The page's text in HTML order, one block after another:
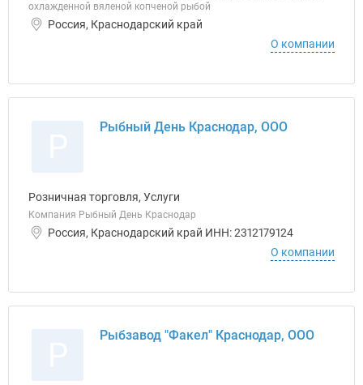
охлажденной вяленой копченой рыбой
Россия, Краснодарский край
О компании
Рыбный День Краснодар, ООО
Розничная торговля, Услуги
Компания Рыбный День Краснодар
Россия, Краснодарский край ИНН: 2312179124
О компании
Рыбзавод "Факел" Краснодар, ООО